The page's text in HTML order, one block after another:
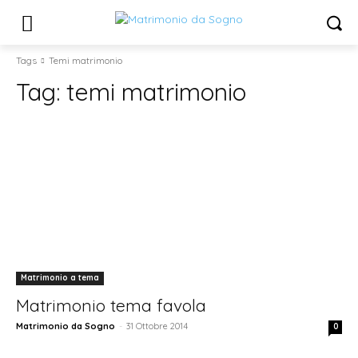
Tags Temi matrimonio
Tag: temi matrimonio
Matrimonio a tema
Matrimonio tema favola
Matrimonio da Sogno - 31 Ottobre 2014 0